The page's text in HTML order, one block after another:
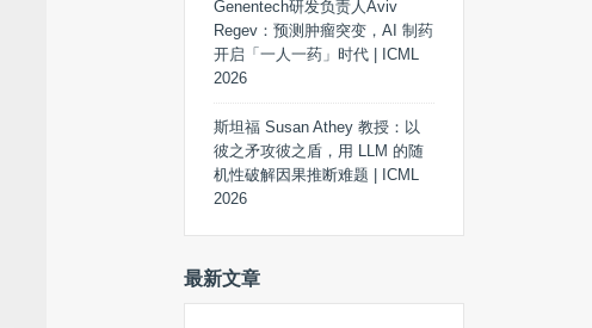
Genentech研发负责人Aviv
Regev：预测肿瘤突变，AI 制药
开启「一人一药」时代 | ICML
2026
斯坦福 Susan Athey 教授：以
彼之矛攻彼之盾，用 LLM 的随
机性破解因果推断难题 | ICML
2026
最新文章